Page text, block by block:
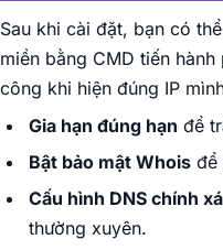
Sau khi cài đặt, bạn có
miền bằng CMD tiến
công khi hiện đúng IP
Gia hạn đúng hạn để
Bật bảo mật Whoisđể
Cấu hình DNS chính
thường xuyên.